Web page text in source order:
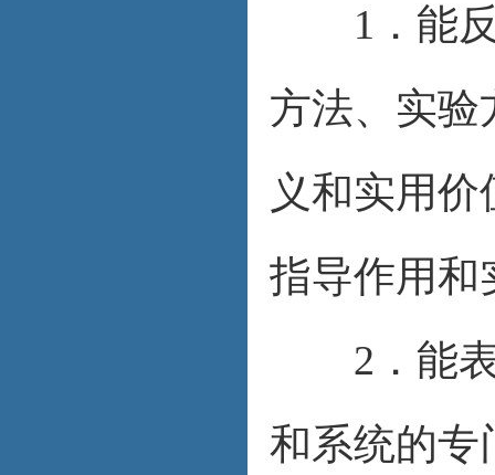
1．能反
方法、实验
义和实用
指导作用和
2．能表
和系统的专